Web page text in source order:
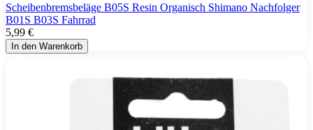
Scheibenbremsbeläge B05S Resin Organisch Shimano Nachfolger
B01S B03S Fahrrad
5,99 €
In den Warenkorb